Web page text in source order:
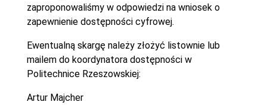
zaproponowaliśmy w odpowiedzi na wniosek o
zapewnienie dostępności cyfrowej.
Ewentualną skargę należy złożyć listownie lub
mailem do koordynatora dostępności w
Politechnice Rzeszowskiej:
Artur Majcher